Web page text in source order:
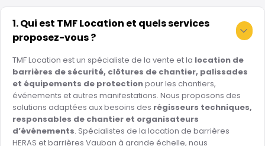
1. Qui est TMF Location et quels services
proposez-vous ?
TMF Location est un spécialiste de la vente et la location de
barrières de sécurité, clôtures de chantier, palissades
et équipements de protectionpour les chantiers,
événements et autres manifestations. Nous proposons des
solutions adaptées aux besoins des régisseurs techniques,
responsables de chantier et organisateurs
d’événements. Spécialistes de la location de barrières
HERAS et barrières Vauban à grande échelle, nous